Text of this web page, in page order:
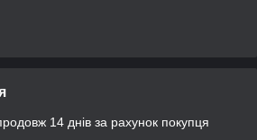
14 днів за рахунок покупця